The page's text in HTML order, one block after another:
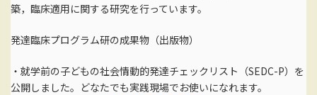
築，臨床適用に関する研究を行っています。
発達臨床プログラム研の成果物（出版物）
・就学前の子どもの社会情動的発達チェックリスト（SEDC-P）を
公開しました。どなたでも実践現場でお使いになれます。